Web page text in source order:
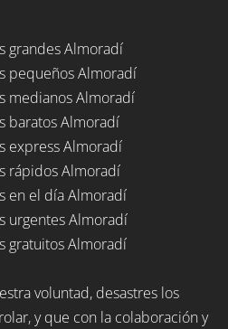
grandes Almoradí
pequeños Almoradí
medianos Almoradí
baratos Almoradí
express Almoradí
rápidos Almoradí
en el día Almoradí
urgentes Almoradí
gratuitos Almoradí
voluntad, desastres los
y que con la colaboración y